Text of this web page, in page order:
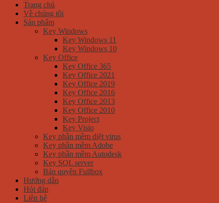
Trang chủ
Về chúng tôi
Sản phẩm
Key Windows
Key Windows 11
Key Windows 10
Key Office
Key Office 365
Key Office 2021
Key Office 2019
Key Office 2016
Key Office 2013
Key Office 2010
Key Project
Key Visio
Key phần mềm diệt virus
Key phần mềm Adobe
Key phần mềm Autodesk
Key SQL server
Bản quyền Fullbox
Hướng dẫn
Hỏi đáp
Liên hệ